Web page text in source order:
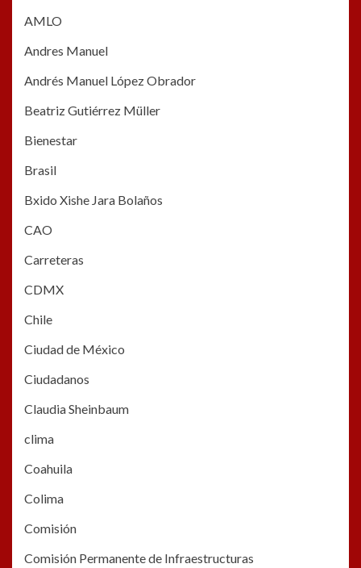
AMLO
Andres Manuel
Andrés Manuel López Obrador
Beatriz Gutiérrez Müller
Bienestar
Brasil
Bxido Xishe Jara Bolaños
CAO
Carreteras
CDMX
Chile
Ciudad de México
Ciudadanos
Claudia Sheinbaum
clima
Coahuila
Colima
Comisión
Comisión Permanente de Infraestructuras